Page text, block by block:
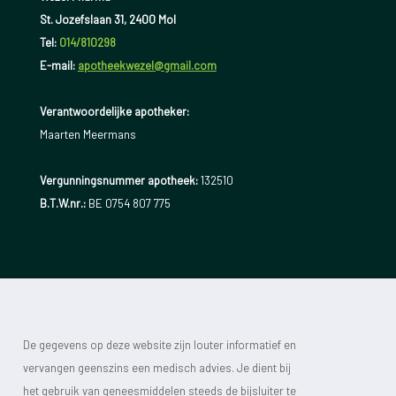
St. Jozefslaan 31, 2400 Mol
Tel: 014/810298
E-mail: apotheekwezel@gmail.com
Verantwoordelijke apotheker:
Maarten Meermans
Vergunningsnummer apotheek:132510
B.T.W.nr.:BE 0754 807 775
De gegevens op deze website zijn louter informatief en
vervangen geenszins een medisch advies. Je dient bij
het gebruik van geneesmiddelen steeds de bijsluiter te